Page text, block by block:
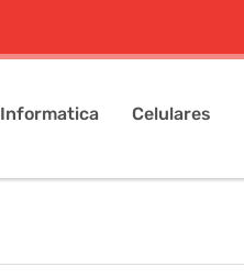
Informatica Celulares